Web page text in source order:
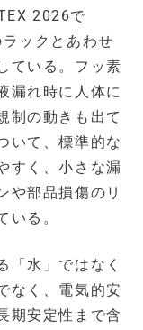
2026で
ックとあわせ
ている。フッ素
漏れ時に人体に
制の動きも出て
いて、標準的な
すく、小さな漏
や部品損傷のリ
いる。
「水」ではなく
なく、電気的安
期安定性まで含